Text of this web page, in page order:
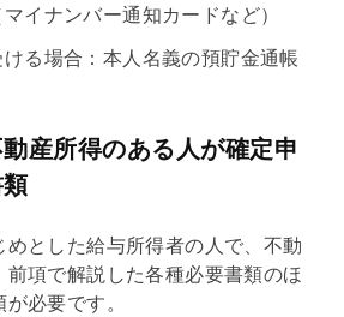
イナンバー通知カードなど）
る場合：本人名義の預貯金通帳
産所得のある人が確定申
とした給与所得者の人で、不動
前項で解説した各種必要書類のほ
必要です。